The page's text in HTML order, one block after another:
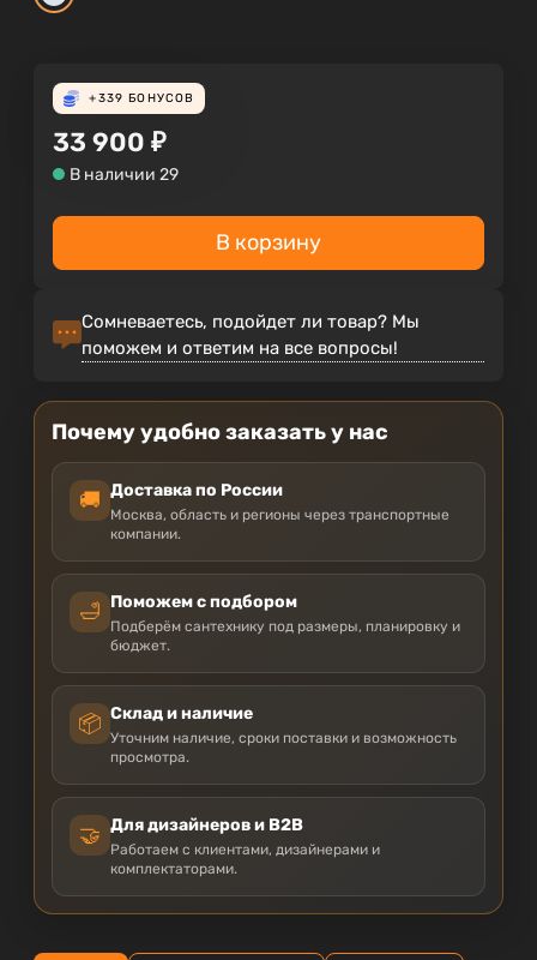
+339 БОНУСОВ
33 900 ₽
В наличии 29
В корзину
Сомневаетесь, подойдет ли товар? Мы
поможем и ответим на все вопросы!
Почему удобно заказать у нас
🚚 Доставка по России
Москва, область и регионы через транспортные
компании.
🛁 Поможем с подбором
Подберём сантехнику под размеры, планировку и
бюджет.
📦 Склад и наличие
Уточним наличие, сроки поставки и возможность
просмотра.
🤝 Для дизайнеров и B2B
Работаем с клиентами, дизайнерами и
комплектаторами.